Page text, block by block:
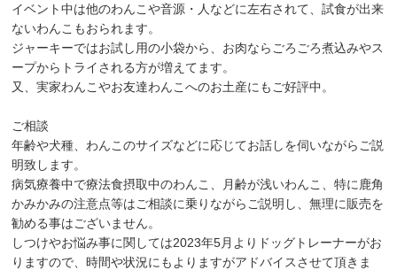
イベント中は他のわんこや音源・人などに左右されて、試食が出来
ないわんこもおられます。
ジャーキーではお試し用の小袋から、お肉ならごろごろ煮込みやス
ープからトライされる方が増えてます。
又、実家わんこやお友達わんこへのお土産にもご好評中。
ご相談
年齢や犬種、わんこのサイズなどに応じてお話しを伺いながらご説
明致します。
病気療養中で療法食摂取中のわんこ、月齢が浅いわんこ、特に鹿角
かみかみの注意点等はご相談に乗りながらご説明し、無理に販売を
勧める事はございません。
しつけやお悩み事に関しては2023年5月よりドッグトレーナーがお
りますので、時間や状況にもよりますがアドバイスさせて頂きま